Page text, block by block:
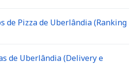
de Pizza de Uberlândia (Ranking
de Uberlândia (Delivery e